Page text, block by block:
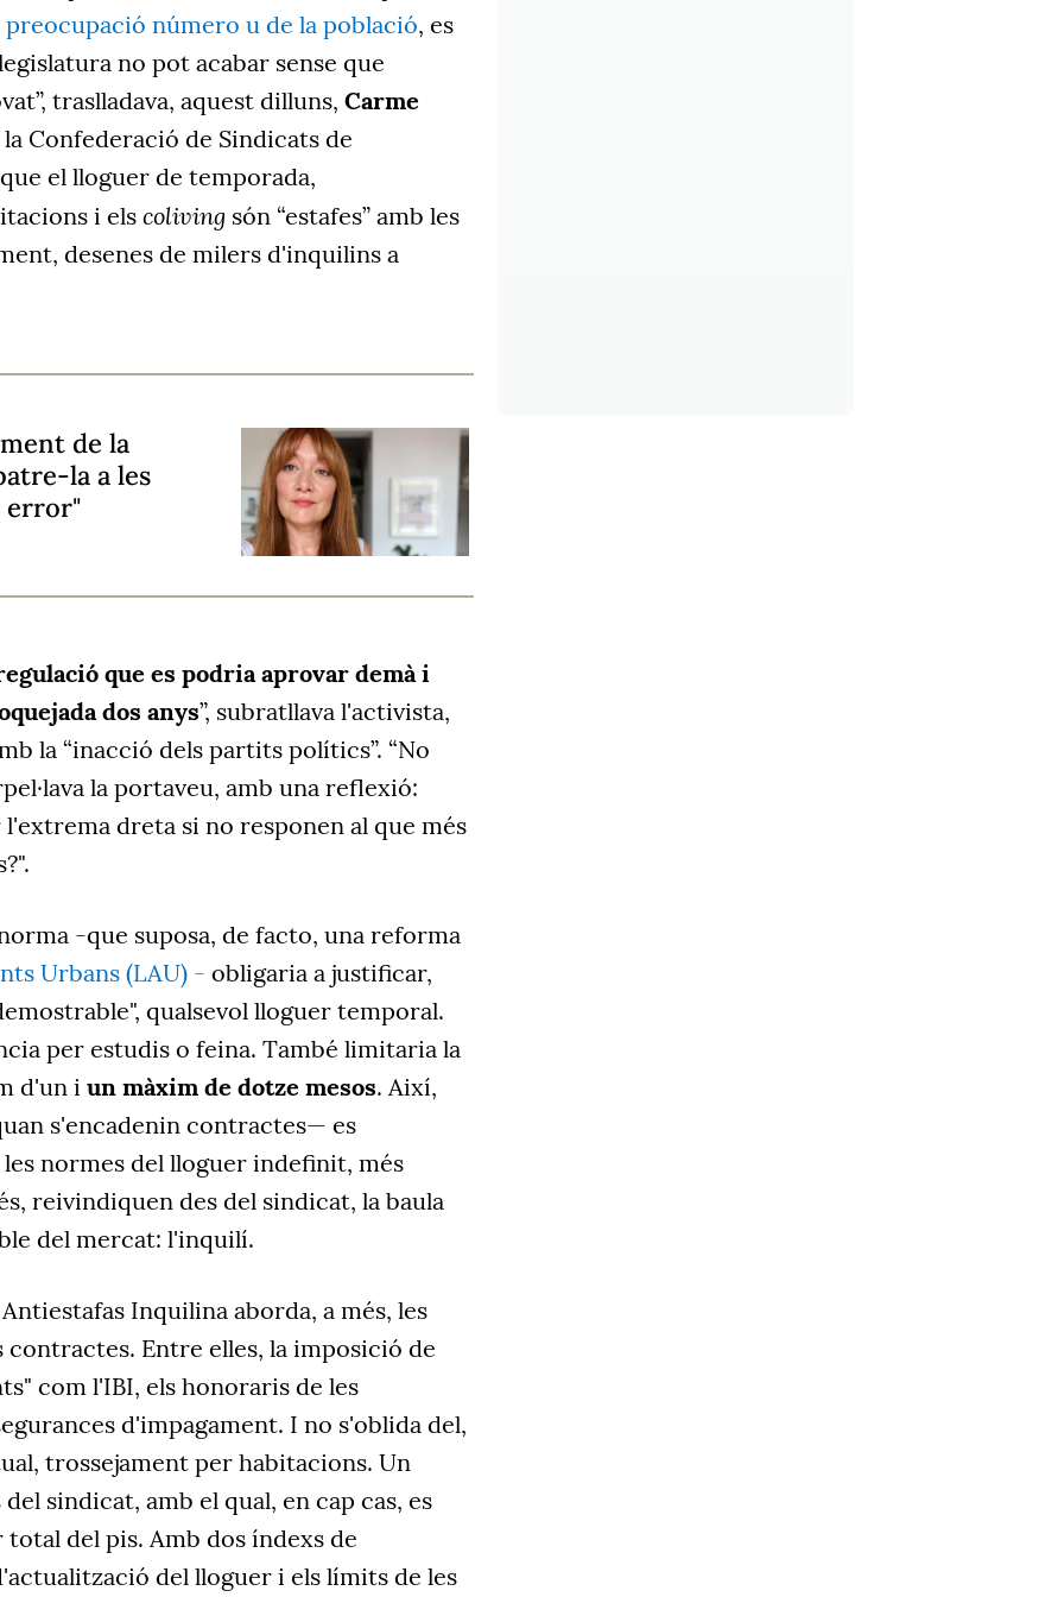
preocupació número u de la població, es
no pot acabar sense que
traslladava, aquest dilluns, Carme
Confederació de Sindicats de
el lloguer de temporada,
i els coliving són “estafes” amb les
desenes de milers d'inquilins a
de la
la a les
error"
que es podria aprovar demà i
dos anys”, subratllava l'activista,
la “inacció dels partits polítics”. “No
la portaveu, amb una reflexió:
dreta si no responen al que més
-que suposa, de facto, una reforma
Urbans (LAU) - obligaria a justificar,
qualsevol lloguer temporal.
per estudis o feina. També limitaria la
d'un i un màxim de dotze mesos. Així,
s'encadenin contractes— es
normes del lloguer indefinit, més
reivindiquen des del sindicat, la baula
del mercat: l'inquilí.
Inquilina aborda, a més, les
contractes. Entre elles, la imposició de
com l'IBI, els honoraris de les
d'impagament. I no s'oblida del,
trossejament per habitacions. Un
sindicat, amb el qual, en cap cas, es
del pis. Amb dos índexs de
del lloguer i els límits de les